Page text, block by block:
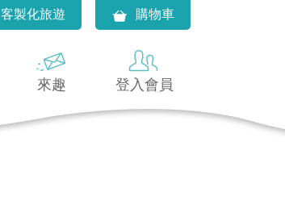
購物車
客製化旅遊
來趣 登入會員